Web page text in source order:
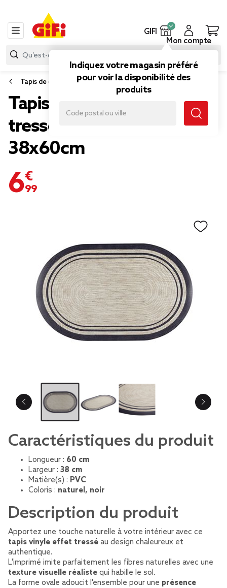
GIFI
Indiquez votre magasin préféré
pour voir la disponibilité des
produits
Mon compte
Tapis de cuisine
Tapis vinyle ovale imprimé
tressé naturel et noir
38x60cm
6,99 €
Caractéristiques du produit
Longueur : 60 cm
Largeur : 38 cm
Matière(s) : PVC
Coloris : naturel, noir
Description du produit
Apportez une touche naturelle à votre intérieur avec ce
tapis vinyle effet tressé au design chaleureux et
authentique.
L'imprimé imite parfaitement les fibres naturelles avec une
texture visuelle réaliste qui habille le sol.
La forme ovale adoucit l'ensemble pour une présence